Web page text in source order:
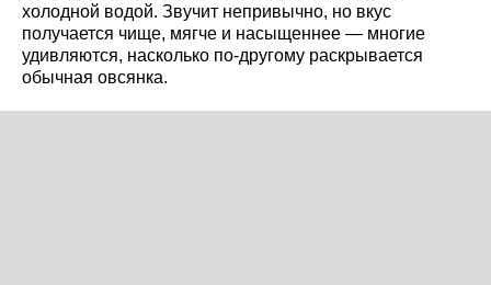
холодной водой. Звучит непривычно, но вкус
получается чище, мягче и насыщеннее — многие
удивляются, насколько по-другому раскрывается
обычная овсянка.